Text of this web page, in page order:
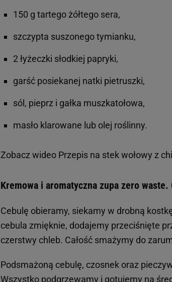
150 g tartego żółtego sera,
szczypta suszonego tymianku,
2 łyżeczki słodkiej papryki,
garść posiekanej natki pietruszki,
sól, pieprz i gałka muszkatołowa,
masło klarowane lub olej roślinny.
Zobacz wideo Przepis na stek wołowy z
Kremowa i aromatyczna zupa zero
Cebulę obieramy, siekamy w drobną
cebula zmięknie, dodajemy przeciśnięte
czerstwy chleb. Całość smażymy do
Podsmażoną cebulę, czosnek oraz
Wszystko podgrzewamy i gotujemy na